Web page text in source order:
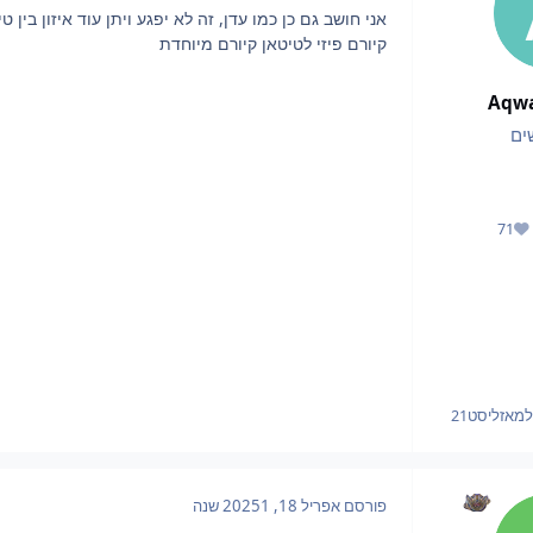
71
מוניטין
אני חושב גם כן כמו עדן, זה לא יפגע ויתן עוד איזון בין
קיורם פיזי לטיטאן קיורם מיוחדת
פורסם אפריל 18, 2025 1 שנה